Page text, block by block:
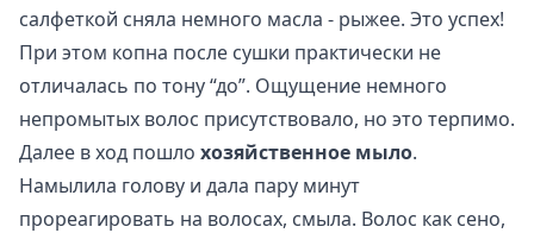
салфеткой сняла немного масла - рыжее. Это успех!
При этом копна после сушки практически не
отличалась по тону “до”. Ощущение немного
непромытых волос присутствовало, но это терпимо.
Далее в ход пошло хозяйственное мыло.
Намылила голову и дала пару минут
прореагировать на волосах, смыла. Волос как сено,